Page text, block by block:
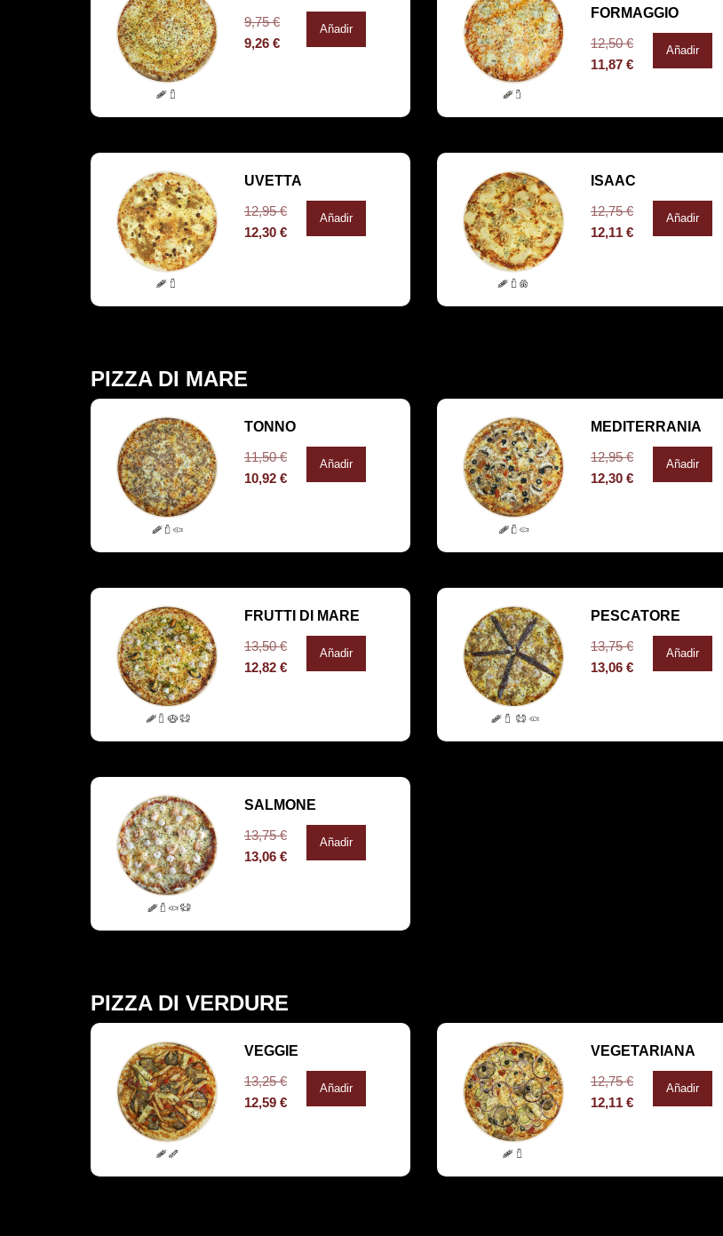
9,75€
9,26 €
Añadir
FORMAGGIO
12,50€
11,87 €
Añadir
UVETTA
12,95€
12,30 €
Añadir
ISAAC
12,75€
12,11 €
Añadir
PIZZA DI MARE
TONNO
11,50€
10,92 €
Añadir
MEDITERRANIA
12,95€
12,30 €
Añadir
FRUTTI DI MARE
13,50€
12,82 €
Añadir
PESCATORE
13,75€
13,06 €
Añadir
SALMONE
13,75€
13,06 €
Añadir
PIZZA DI VERDURE
VEGGIE
13,25€
12,59 €
Añadir
VEGETARIANA
12,75€
12,11 €
Añadir